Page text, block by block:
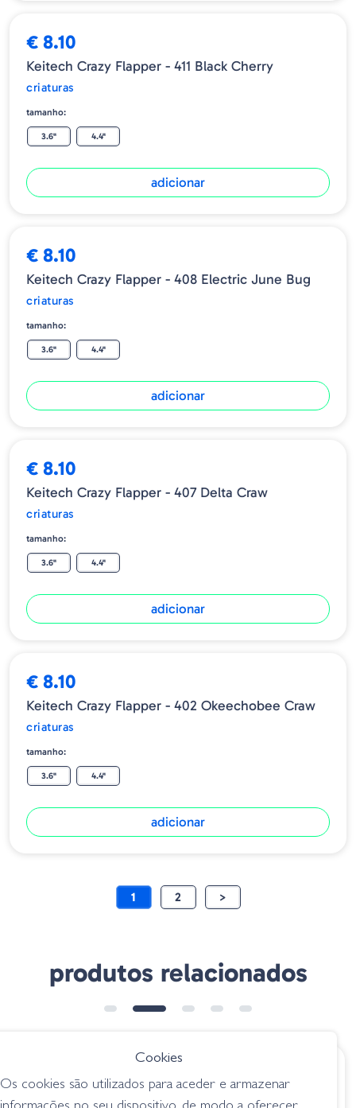
€ 8.10
Keitech Crazy Flapper - 411 Black Cherry
criaturas
tamanho:
3.6" 4.4"
adicionar
€ 8.10
Keitech Crazy Flapper - 408 Electric June Bug
criaturas
tamanho:
3.6" 4.4"
adicionar
€ 8.10
Keitech Crazy Flapper - 407 Delta Craw
criaturas
tamanho:
3.6" 4.4"
adicionar
€ 8.10
Keitech Crazy Flapper - 402 Okeechobee Craw
criaturas
tamanho:
3.6" 4.4"
adicionar
1 2 >
produtos relacionados
€ 6.85
Googan Trench
Zoom Tiny Brush
Cookies
Os cookies são utilizados para aceder e armazenar